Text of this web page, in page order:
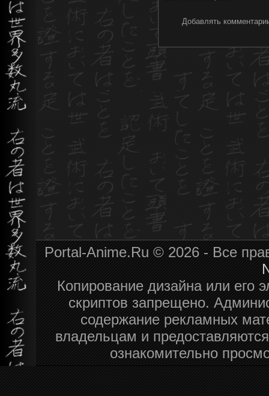
Добавлять
Portal-Anime.Ru © 2026 - Все
Копирование дизайна или его
скриптов запрещено.
содержание рекламных
владельцам и
ознакомительно